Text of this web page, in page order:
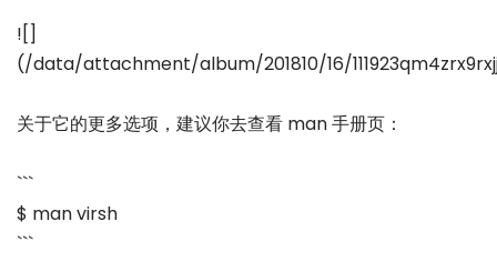
![]
(/data/attachment/album/201810/16/
关于它的更多选项，建议你去查看 man 手册页：
```
$ man virsh
```